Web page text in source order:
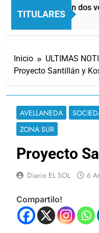
TITULARES
Economía en dos
6 Horas Atrás
Inicio
ULTIMAS
Proyecto Santillán y
AVELLANEDA
ZONA SUR
Proyecto
Diario EL SOL 6
Compartilo!